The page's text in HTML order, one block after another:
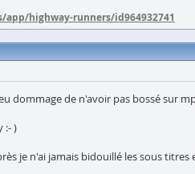
highway-runners/id964932741
dommage de n'avoir pas bossé sur
:- )
je n'ai jamais bidouillé les sous